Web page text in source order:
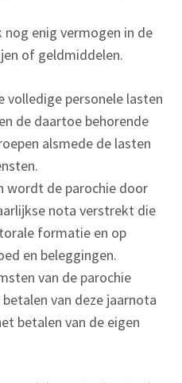
enig vermogen in de
of geldmiddelen.
volledige personele lasten
de daartoe behorende
alsmede de lasten
wordt de parochie door
nota verstrekt die
formatie en op
en beleggingen.
van de parochie
van deze jaarnota
betalen van de eigen